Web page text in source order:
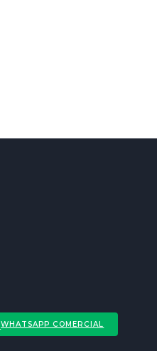
WHATSAPP COMERCIAL